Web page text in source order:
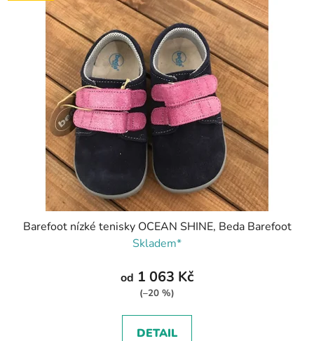
Barefoot nízké tenisky OCEAN SHINE, Beda Barefoot
Skladem*
od 1 063 Kč
(–20 %)
DETAIL